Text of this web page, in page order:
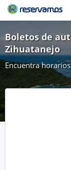
Boletos de
Zihuatanejo
Encuentra